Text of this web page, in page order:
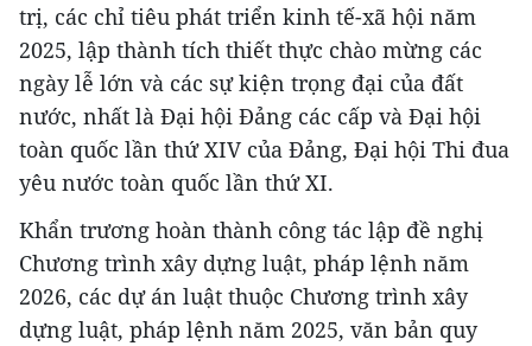
trị, các chỉ tiêu phát triển kinh tế-xã hội năm
2025, lập thành tích thiết thực chào mừng các
ngày lễ lớn và các sự kiện trọng đại của đất
nước, nhất là Đại hội Đảng các cấp và Đại hội
toàn quốc lần thứ XIV của Đảng, Đại hội Thi đua
yêu nước toàn quốc lần thứ XI.
Khẩn trương hoàn thành công tác lập đề nghị
Chương trình xây dựng luật, pháp lệnh năm
2026, các dự án luật thuộc Chương trình xây
dựng luật, pháp lệnh năm 2025, văn bản quy